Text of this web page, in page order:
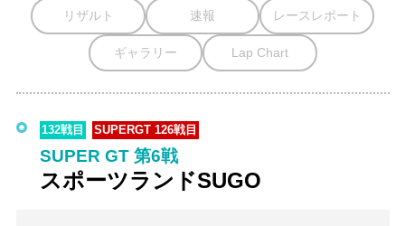
リザルト 速報 レースレポート
ギャラリー Lap Chart
132戦目 SUPERGT 126戦目
SUPER GT 第6戦
スポーツランドSUGO